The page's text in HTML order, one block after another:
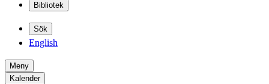
Bibliotek
Sök
English
Meny
Kalender